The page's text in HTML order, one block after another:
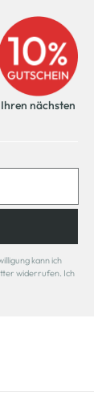
nächsten
kann ich
widerrufen. Ich